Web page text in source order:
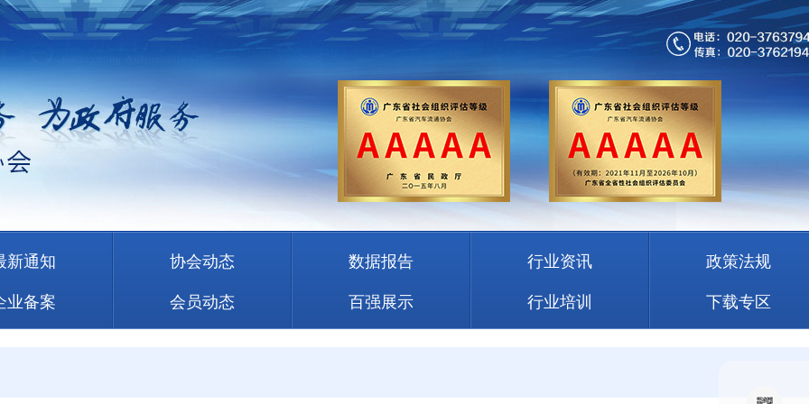
新通知
业备案
协会动态
会员动态
数据报告
百强展示
行业资讯
行业培训
政策法规
下载专区